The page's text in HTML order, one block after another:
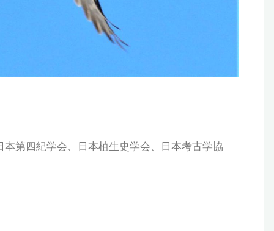
第四紀学会、日本植生史学会、日本考古学協